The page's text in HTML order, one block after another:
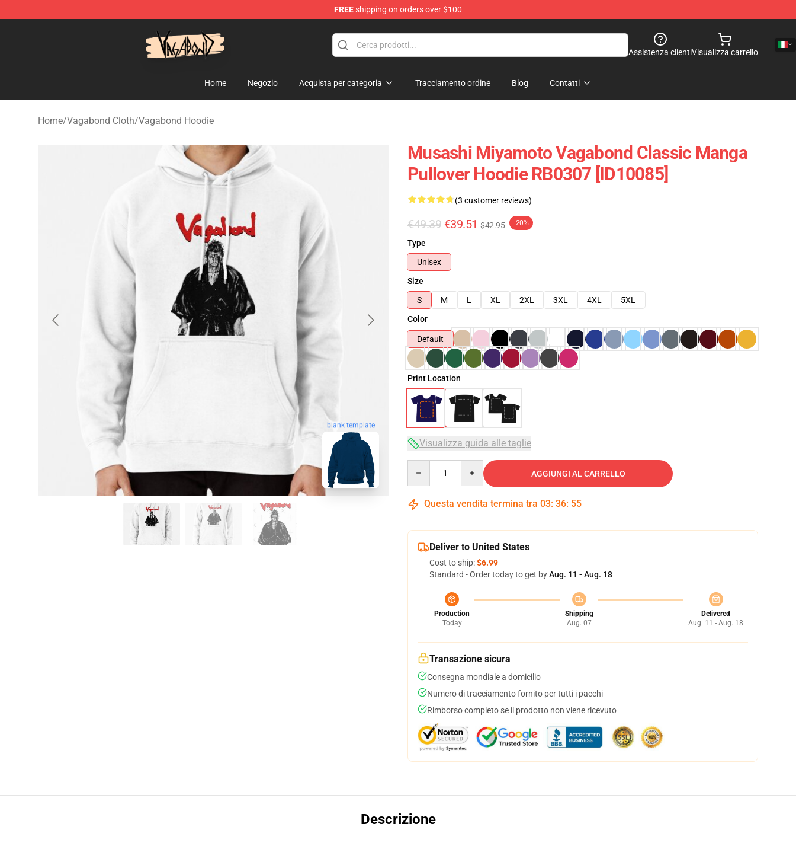
FREEshipping on orders over $100
Assistenza clientiVisualizza carrello
Home Negozio Acquista per categoria Tracciamento ordine Blog Contatti
Home/Vagabond Cloth/Vagabond Hoodie
blank template
Musashi Miyamoto Vagabond Classic Manga
Pullover Hoodie RB0307 [ID10085]
(3 customer reviews)
€49.39 €39.51 $42.95 -20%
Type
Unisex
Size
S
M L XL 2XL 3XL 4XL
5XL
Color
Default
Print Location
Visualizza guida alle taglie
AGGIUNGI AL CARRELLO
Questa vendita termina tra 03: 36: 54
Deliver to United States
Cost to ship:$6.99
Standard - Order today to get byAug. 11 - Aug. 18
Production
Today
Shipping
Aug. 07
Delivered
Aug. 11 - Aug. 18
Transazione sicura
Consegna mondiale a domicilio
Numero di tracciamento fornito per tutti i pacchi
Rimborso completo se il prodotto non viene ricevuto
Descrizione